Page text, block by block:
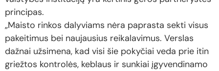
principas.
„Maisto rinkos dalyviams nėra paprasta sekti visus
pakeitimus bei naujausius reikalavimus. Verslas
dažnai užsimena, kad visi šie pokyčiai veda prie itin
griežtos kontrolės, keblaus ir sunkiai įgyvendinamo